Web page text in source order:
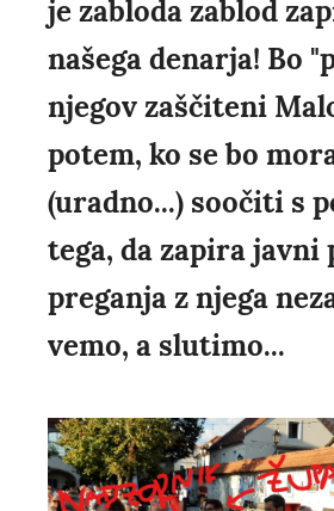
je zabloda zablod
našega denarja! Bo
njegov zaščiteni
potem, ko se bo
(uradno...) soočiti s
tega, da zapira
preganja z njega
vemo, a slutimo...